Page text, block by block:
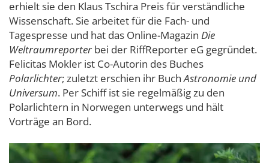
erhielt sie den Klaus Tschira Preis für verständliche
Wissenschaft. Sie arbeitet für die Fach- und
Tagespresse und hat das Online-Magazin Die
Weltraumreporterbei der RiffReporter eG gegründet.
Felicitas Mokler ist Co-Autorin des Buches
Polarlichter; zuletzt erschien ihr BuchAstronomie und
Universum. Per Schiff ist sie regelmäßig zu den
Polarlichtern in Norwegen unterwegs und hält
Vorträge an Bord.